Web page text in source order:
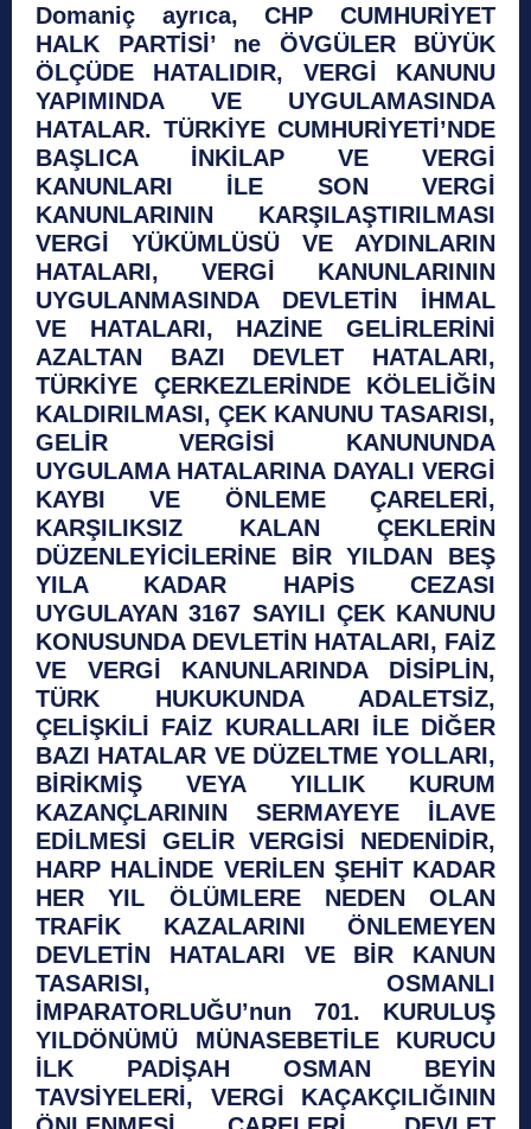
Domaniç ayrıca, CHP CUMHURİYET
HALK PARTİSİ’ ne ÖVGÜLER BÜYÜK
ÖLÇÜDE HATALIDIR, VERGİ KANUNU
YAPIMINDA VE UYGULAMASINDA
HATALAR. TÜRKİYE CUMHURİYETİ’NDE
BAŞLICA İNKİLAP VE VERGİ
KANUNLARI İLE SON VERGİ
KANUNLARININ KARŞILAŞTIRILMASI
VERGİ YÜKÜMLÜSÜ VE AYDINLARIN
HATALARI, VERGİ KANUNLARININ
UYGULANMASINDA DEVLETİN İHMAL
VE HATALARI, HAZİNE GELİRLERİNİ
AZALTAN BAZI DEVLET HATALARI,
TÜRKİYE ÇERKEZLERİNDE KÖLELİĞİN
KALDIRILMASI, ÇEK KANUNU TASARISI,
GELİR VERGİSİ KANUNUNDA
UYGULAMA HATALARINA DAYALI VERGİ
KAYBI VE ÖNLEME ÇARELERİ,
KARŞILIKSIZ KALAN ÇEKLERİN
DÜZENLEYİCİLERİNE BİR YILDAN BEŞ
YILA KADAR HAPİS CEZASI
UYGULAYAN 3167 SAYILI ÇEK KANUNU
KONUSUNDA DEVLETİN HATALARI, FAİZ
VE VERGİ KANUNLARINDA DİSİPLİN,
TÜRK HUKUKUNDA ADALETSİZ,
ÇELİŞKİLİ FAİZ KURALLARI İLE DİĞER
BAZI HATALAR VE DÜZELTME YOLLARI,
BİRİKMİŞ VEYA YILLIK KURUM
KAZANÇLARININ SERMAYEYE İLAVE
EDİLMESİ GELİR VERGİSİ NEDENİDİR,
HARP HALİNDE VERİLEN ŞEHİT KADAR
HER YIL ÖLÜMLERE NEDEN OLAN
TRAFİK KAZALARINI ÖNLEMEYEN
DEVLETİN HATALARI VE BİR KANUN
TASARISI, OSMANLI
İMPARATORLUĞU’nun 701. KURULUŞ
YILDÖNÜMÜ MÜNASEBETİLE KURUCU
İLK PADİŞAH OSMAN BEYİN
TAVSİYELERİ, VERGİ KAÇAKÇILIĞININ